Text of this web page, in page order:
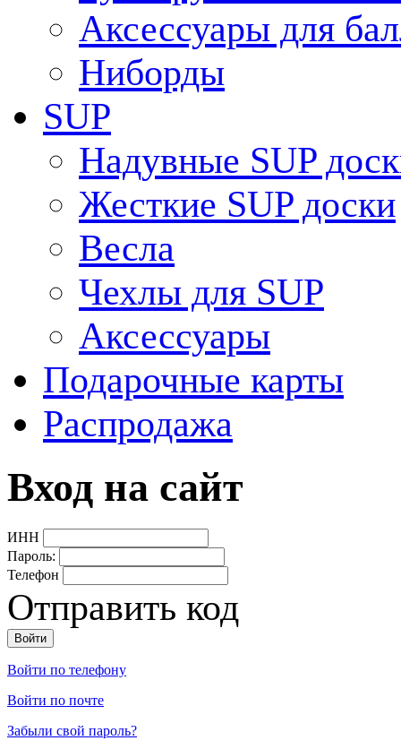
Аксессуары для
Ниборды
SUP
Надувные SUP
Жесткие SUP доски
Весла
Чехлы для SUP
Аксессуары
Подарочные карты
Распродажа
Вход на сайт
ИНН
Пароль:
Телефон
Отправить код
Войти по телефону
Войти по почте
Забыли свой пароль?